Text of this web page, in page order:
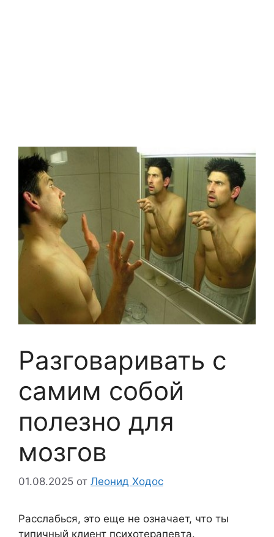
Разговаривать с
самим собой
полезно для
мозгов
01.08.2025 от Леонид Ходос
Расслабься, это еще не означает, что ты
типичный клиент психотерапевта.